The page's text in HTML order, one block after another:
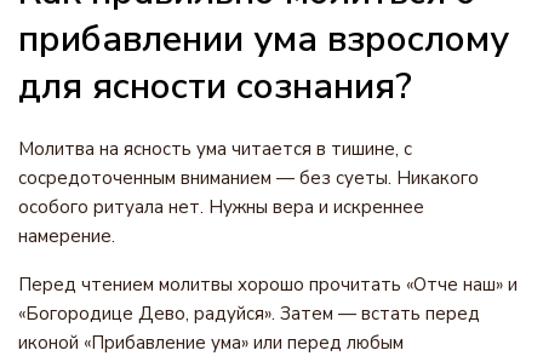
прибавлении ума взрослому
для ясности сознания?
Молитва на ясность ума читается в тишине, с
сосредоточенным вниманием — без суеты. Никакого
особого ритуала нет. Нужны вера и искреннее
намерение.
Перед чтением молитвы хорошо прочитать «Отче наш» и
«Богородице Дево, радуйся». Затем — встать перед
иконой «Прибавление ума» или перед любым